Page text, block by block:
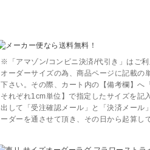
※「アマゾン/コンビニ決済/代引き」はご利
オーダーサイズの為、商品ページに記載
下さい。その際、カート内の【備考欄】
それぞれ1cm単位】で指定したサイズを記
出して「受注確認メール」と「決済メール
ーダーを通させて頂き、その日から起算し